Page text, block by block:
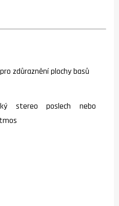
zdůraznění plochy basů
stereo poslech nebo